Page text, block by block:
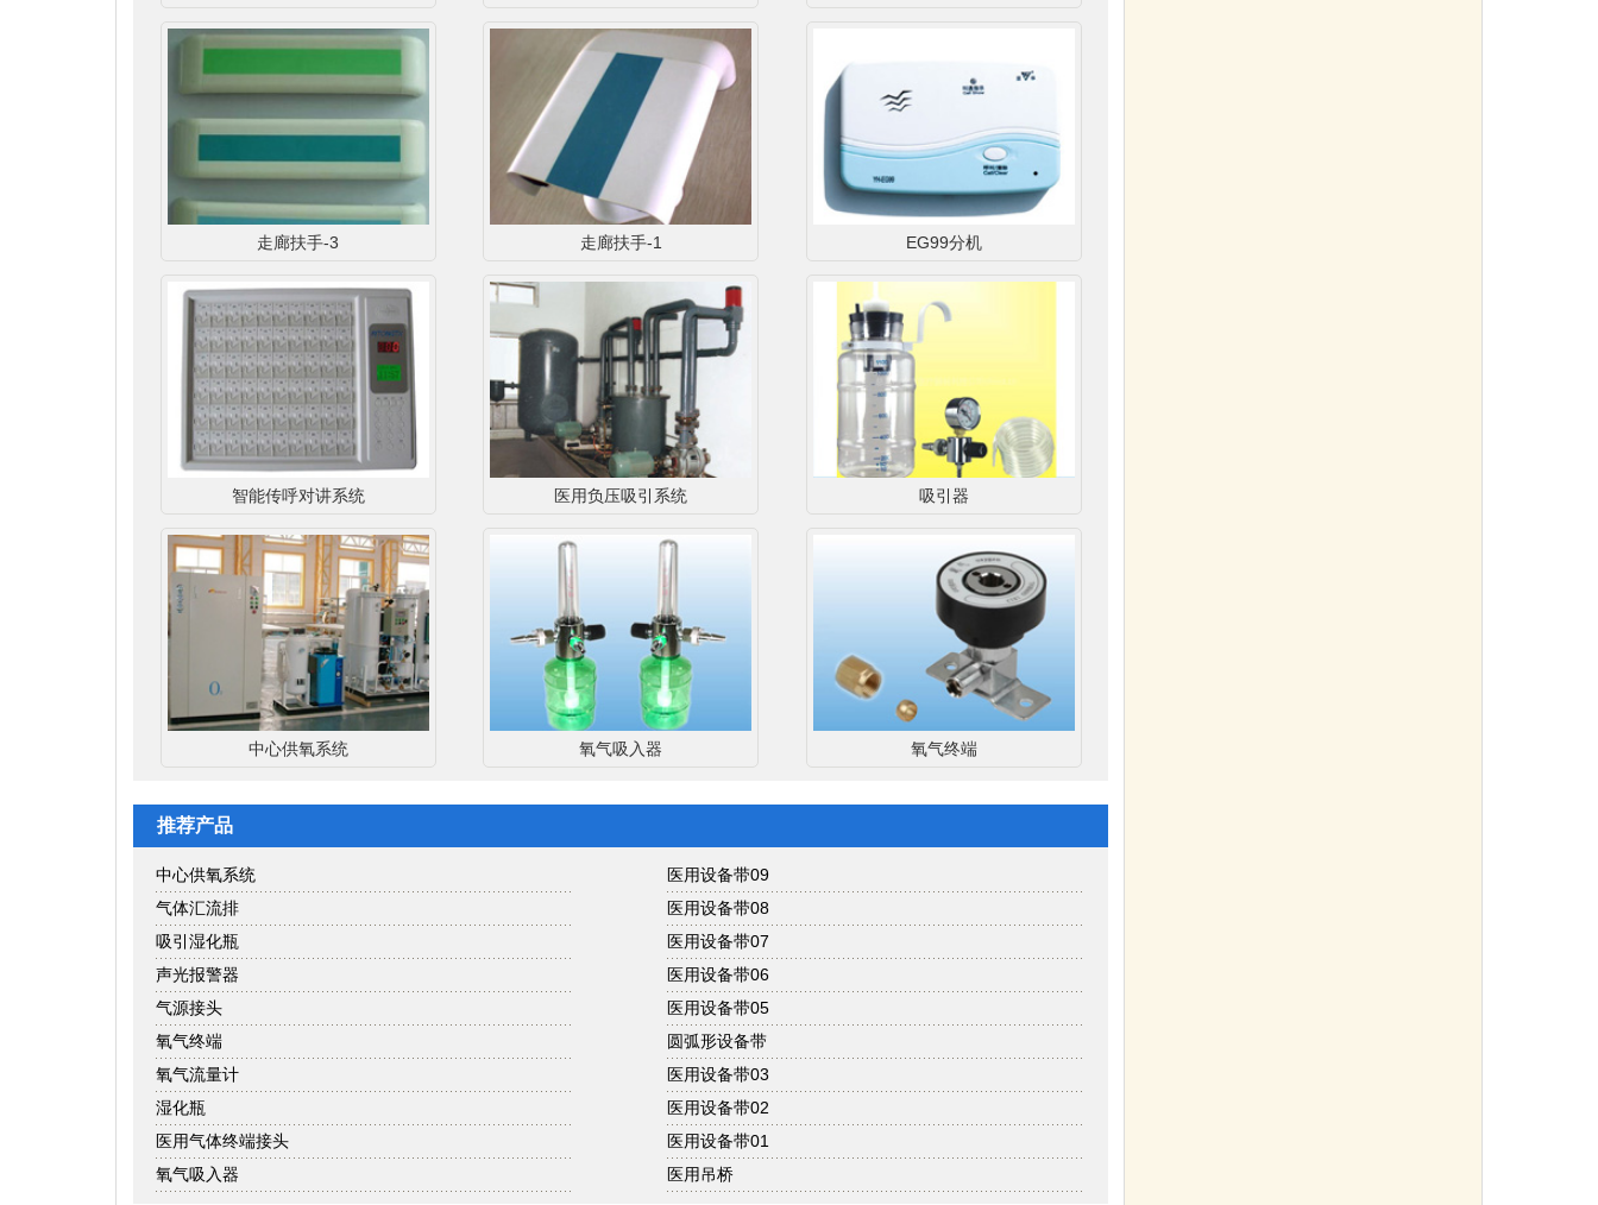
走廊扶手-3 走廊扶手-1 EG99分机
智能传呼对讲系统 医用负压吸引系统 吸引器
中心供氧系统 氧气吸入器 氧气终端
推荐产品
中心供氧系统
气体汇流排
吸引湿化瓶
声光报警器
气源接头
氧气终端
氧气流量计
湿化瓶
医用气体终端接头
氧气吸入器
医用设备带09
医用设备带08
医用设备带07
医用设备带06
医用设备带05
圆弧形设备带
医用设备带03
医用设备带02
医用设备带01
医用吊桥